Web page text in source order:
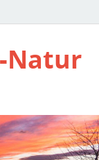
Natur